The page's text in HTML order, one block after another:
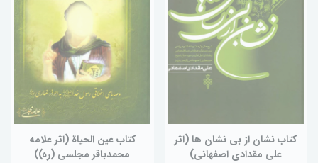
کتاب نشان از بی نشان ها (اثر
علی مقدادی اصفهانی)
کتاب عین الحیاة (اثر علامه
محمدباقر مجلسی (ره))